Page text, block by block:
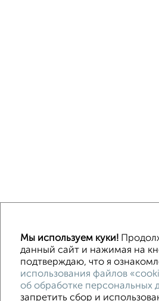
Машиноместа в паркинге
Контакты
Политика
Пользовательское соглашение
Мы используем куки!
данный сайт и нажимая на
подтверждаю, что я
использования файлов
об обработке персональных
запретить сбор и